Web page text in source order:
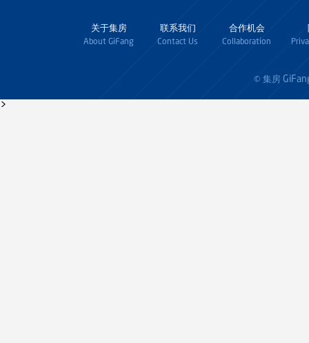
关于集房
About GiFang
联系我们
Contact Us
合作机会
Collaboration
© 集房
>